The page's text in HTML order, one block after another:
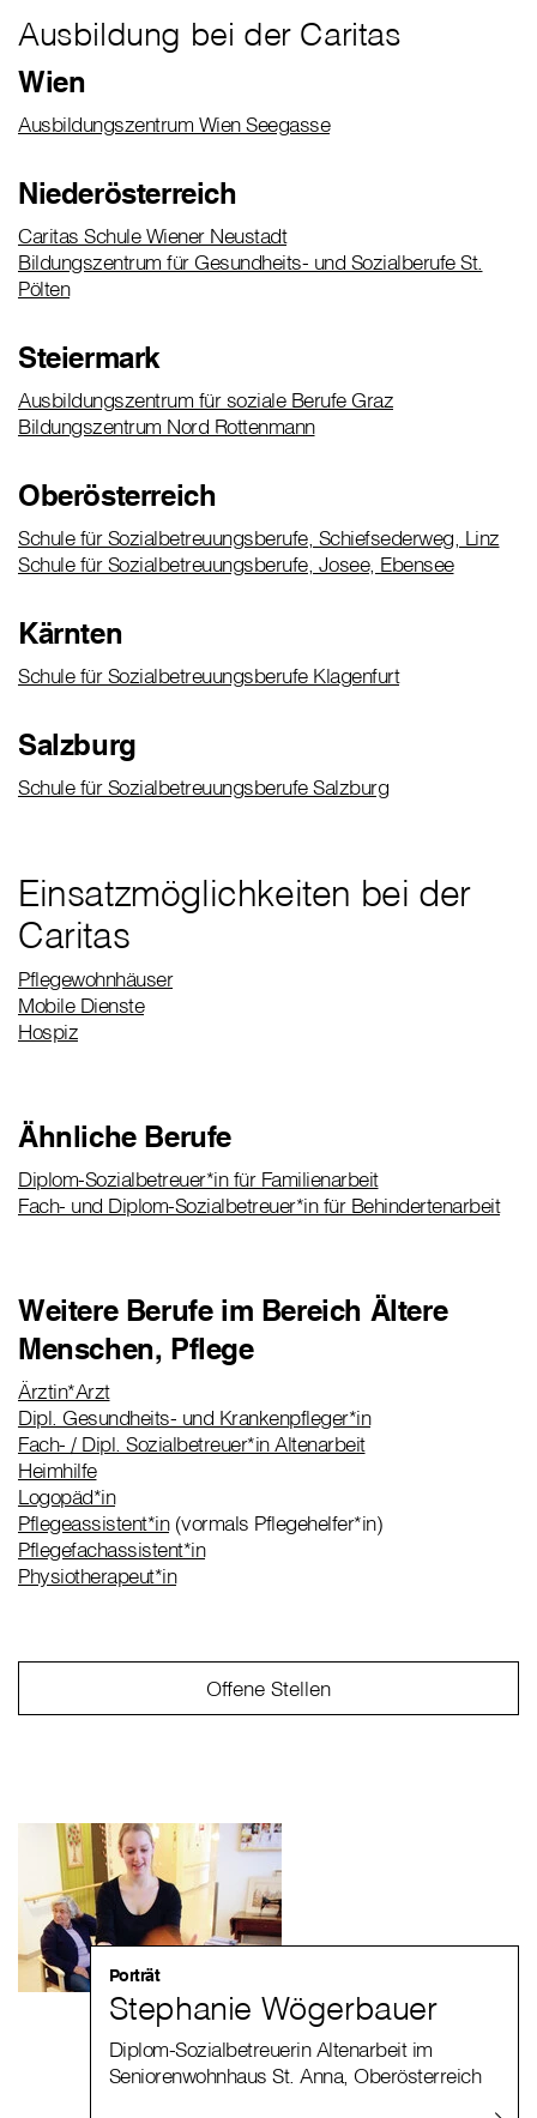
Ausbildung bei der Caritas
Wien
Ausbildungszentrum Wien Seegasse
Niederösterreich
Caritas Schule Wiener Neustadt
Bildungszentrum für Gesundheits- und Sozialberufe St.
Pölten
Steiermark
Ausbildungszentrum für soziale Berufe Graz
Bildungszentrum Nord Rottenmann
Oberösterreich
Schule für Sozialbetreuungsberufe, Schiefsederweg, Linz
Schule für Sozialbetreuungsberufe, Josee, Ebensee
Kärnten
Schule für Sozialbetreuungsberufe Klagenfurt
Salzburg
Schule für Sozialbetreuungsberufe Salzburg
Einsatzmöglichkeiten bei der
Caritas
Pflegewohnhäuser
Mobile Dienste
Hospiz
Ähnliche Berufe
Diplom-Sozialbetreuer*in für Familienarbeit
Fach- und Diplom-Sozialbetreuer*in für Behindertenarbeit
Weitere Berufe im Bereich Ältere
Menschen, Pflege
Ärztin*Arzt
Dipl. Gesundheits- und Krankenpfleger*in
Fach- / Dipl. Sozialbetreuer*in Altenarbeit
Heimhilfe
Logopäd*in
Pflegeassistent*in(vormals Pflegehelfer*in)
Pflegefachassistent*in
Physiotherapeut*in
Offene Stellen
Porträt
Stephanie Wögerbauer
Diplom-Sozialbetreuerin Altenarbeit im
Seniorenwohnhaus St. Anna, Oberösterreich